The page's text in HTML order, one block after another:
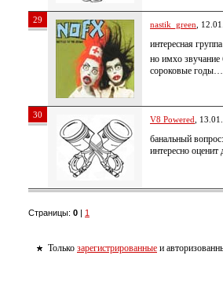
29 nastik_green ,
интересная
но имхо звучание
сороковые годы…
30 V8 Powered ,
банальный
интересно
Страницы: 0 | 1
Только зарегистрированные и